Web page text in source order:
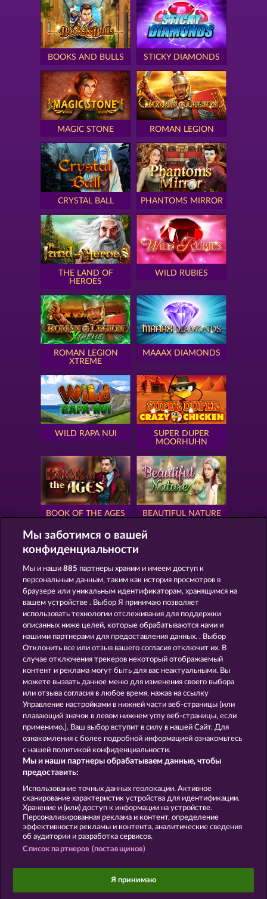
BOOKS AND BULLS STICKY DIAMONDS
MAGIC STONE ROMAN LEGION
CRYSTAL BALL PHANTOMS MIRROR
THE LAND OF
HEROES
WILD RUBIES
ROMAN LEGION
XTREME
MAAAX DIAMONDS
WILD RAPA NUI
SUPER DUPER
MOORHUHN
BOOK OF THE AGES BEAUTIFUL NATURE
SIMPLY THE BEST ROYAL SEVEN
GOLDEN EI OF
MOORHUHN
FOREVER
DIAMONDS
Показать все игры
Правила КОНФИДЕНЦИАЛЬНОСТЬ
О компании Компания
Отправить Запрос об Отказе
Данный портал предназначен исключительно
для развлекательных целей и абсолютно не
Мы заботимся о вашей
конфиденциальности
Мы и наши885 партнеры храним и имеем доступ к
персональным данным, таким как история просмотров в
браузере или уникальным идентификаторам, хранящимся на
вашем устройстве . Выбор Я принимаю позволяет
использовать технологии отслеживания для поддержки
описанных ниже целей, которые обрабатываются нами и
нашими партнерами для предоставления данных. . Выбор
Отклонить все или отзыв вашего согласия отключит их. В
случае отключения трекеров некоторый отображаемый
контент и реклама могут быть для вас неактуальными. Вы
можете вызвать данное меню для изменения своего выбора
или отзыва согласия в любое время, нажав на ссылку
Управление настройками в нижней части веб-страницы [или
плавающий значок в левом нижнем углу веб-страницы, если
применимо.]. Ваш выбор вступит в силу в нашей Сайт. Для
ознакомления с более подробной информацией ознакомьтесь
с нашей политикой конфиденциальности.
Мы и наши партнеры обрабатываем данные, чтобы
предоставить:
Использование точных данных геолокации. Активное
сканирование характеристик устройства для идентификации.
Хранение и (или) доступ к информации на устройстве.
Персонализированная реклама и контент, определение
эффективности рекламы и контента, аналитические сведения
об аудитории и разработка сервисов.
Список партнеров (поставщиков)
Я принимаю